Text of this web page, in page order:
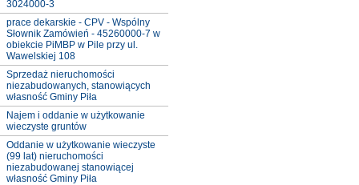
3024000-3
prace dekarskie - CPV - Wspólny
Słownik Zamówień - 45260000-7 w
obiekcie PiMBP w Pile przy ul.
Wawelskiej 108
Sprzedaż nieruchomości
niezabudowanych, stanowiących
własność Gminy Piła
Najem i oddanie w użytkowanie
wieczyste gruntów
Oddanie w użytkowanie wieczyste
(99 lat) nieruchomości
niezabudowanej stanowiącej
własność Gminy Piła